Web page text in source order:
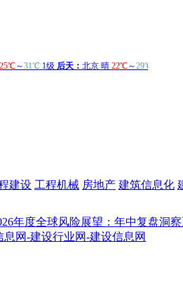
建设 工程机械 房地产 建筑信息化
全球风险展望：年中复盘洞察》 绿